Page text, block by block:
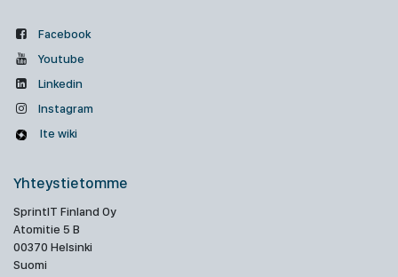
Facebook
Youtube
Linkedin
Instagram
Ite wiki
Yhteystietomme
SprintIT Finland Oy
Atomitie 5 B
00370 Helsinki
Suomi